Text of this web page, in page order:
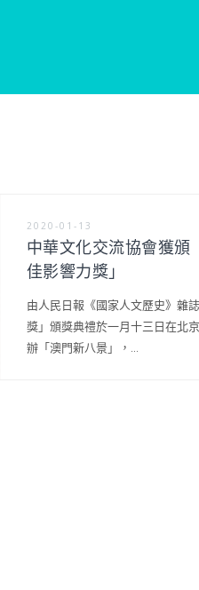
2020-01-13
中華文化交流協會獲頒
佳影響力獎」
由人民日報《國家人文歷史》雜
獎」頒獎典禮於一月十三日在北
辦「澳門新八景」，...